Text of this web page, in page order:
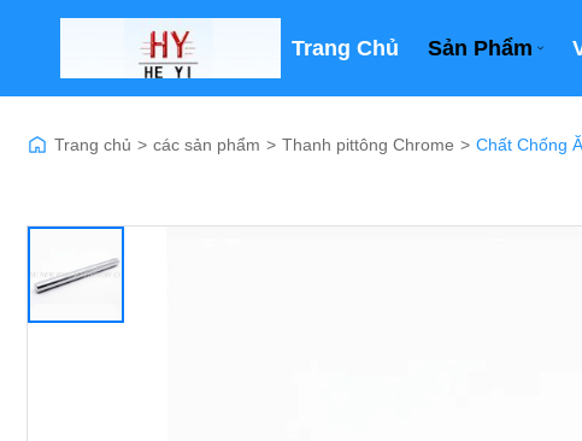
Trang Chủ Sản Phẩm
Trang chủ > các sản phẩm > Thanh pittông Chrome > Chất Chống